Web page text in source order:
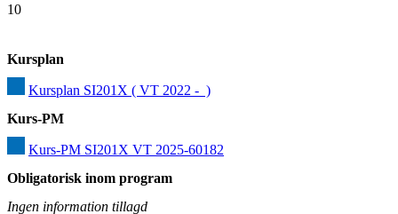
10
Kursplan
Kursplan SI201X ( VT 2022 -  )
Kurs-PM
Kurs-PM SI201X VT 2025-60182
Obligatorisk inom program
Ingen information tillagd